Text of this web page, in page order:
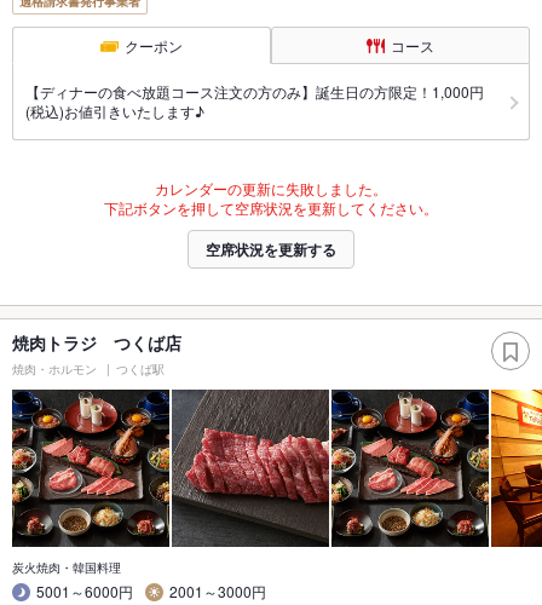
クーポン コース
【ディナーの食べ放題コース注文の方のみ】誕生日の方限定！1,000円
(税込)お値引きいたします♪
カレンダーの更新に失敗しました。
下記ボタンを押して空席状況を更新してください。
空席状況を更新する
焼肉トラジ つくば店
焼肉・ホルモン つくば駅
炭火焼肉・韓国料理
5001～6000円
2001～3000円